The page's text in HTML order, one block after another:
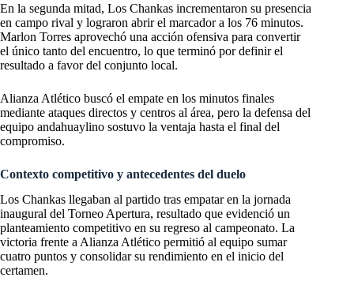
En la segunda mitad, Los Chankas incrementaron su presencia
en campo rival y lograron abrir el marcador a los 76 minutos.
Marlon Torres aprovechó una acción ofensiva para convertir
el único tanto del encuentro, lo que terminó por definir el
resultado a favor del conjunto local.
Alianza Atlético buscó el empate en los minutos finales
mediante ataques directos y centros al área, pero la defensa del
equipo andahuaylino sostuvo la ventaja hasta el final del
compromiso.
Contexto competitivo y antecedentes del duelo
Los Chankas llegaban al partido tras empatar en la jornada
inaugural del Torneo Apertura, resultado que evidenció un
planteamiento competitivo en su regreso al campeonato. La
victoria frente a Alianza Atlético permitió al equipo sumar
cuatro puntos y consolidar su rendimiento en el inicio del
certamen.